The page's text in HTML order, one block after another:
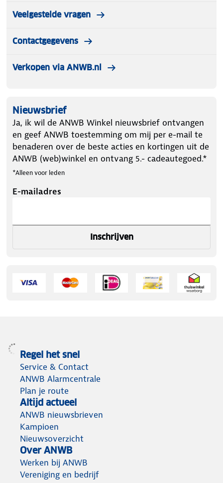
Veelgestelde vragen
Contactgegevens
Verkopen via ANWB.nl
Nieuwsbrief
Ja, ik wil de ANWB Winkel nieuwsbrief ontvangen
en geef ANWB toestemming om mij per e-mail te
benaderen over de beste acties en kortingen uit de
ANWB (web)winkel en ontvang 5.- cadeautegoed.*
*Alleen voor leden
E-mailadres
Inschrijven
Regel het snel
Service & Contact
ANWB Alarmcentrale
Plan je route
Altijd actueel
ANWB nieuwsbrieven
Kampioen
Nieuwsoverzicht
Over ANWB
Werken bij ANWB
Vereniging en bedrijf